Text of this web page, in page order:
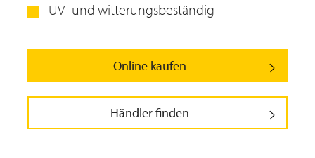
UV- und witterungsbeständig
Online kaufen
Händler finden